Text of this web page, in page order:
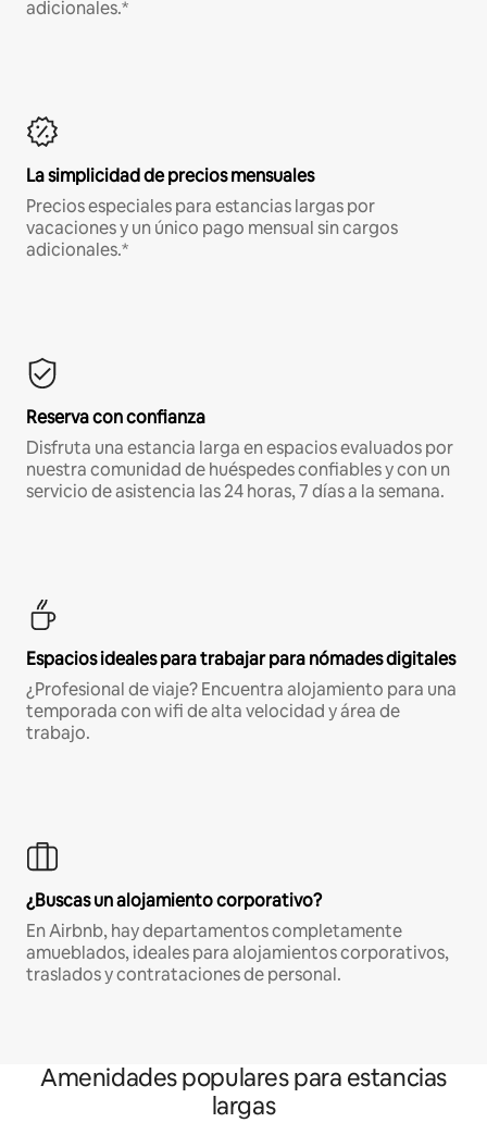
adicionales.*
La simplicidad de precios mensuales
Precios especiales para estancias largas por
vacaciones y un único pago mensual sin cargos
adicionales.*
Reserva con confianza
Disfruta una estancia larga en espacios evaluados por
nuestra comunidad de huéspedes confiables y con un
servicio de asistencia las 24 horas, 7 días a la semana.
Espacios ideales para trabajar para nómades digitales
¿Profesional de viaje? Encuentra alojamiento para una
temporada con wifi de alta velocidad y área de
trabajo.
¿Buscas un alojamiento corporativo?
En Airbnb, hay departamentos completamente
amueblados, ideales para alojamientos corporativos,
traslados y contrataciones de personal.
Amenidades populares para estancias
largas